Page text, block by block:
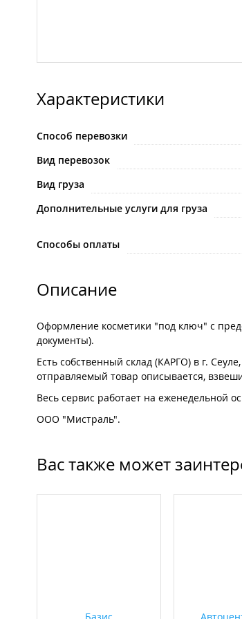
Характеристики
Способ перевозки
Вид перевозок
Вид груза
Дополнительные услуги для груза
Способы оплаты
Описание
Оформление косметики "под ключ" с
документы).
Есть собственный склад (КАРГО) в г.
отправляемый товар описывается,
Весь сервис работает на еженедельной
ООО "Мистраль".
Вас также может